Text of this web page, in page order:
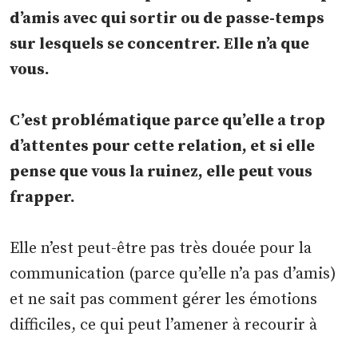
d’amis avec qui sortir ou de passe-temps
sur lesquels se concentrer. Elle n’a que
vous.
C’est problématique parce qu’elle a trop
d’attentes pour cette relation, et si elle
pense que vous la ruinez, elle peut vous
frapper.
Elle n’est peut-être pas très douée pour la
communication (parce qu’elle n’a pas d’amis)
et ne sait pas comment gérer les émotions
difficiles, ce qui peut l’amener à recourir à